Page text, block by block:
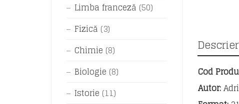
Cod
Autor:
Limba franceză (50)
Fizică (3)
Chimie (8)
Biologie (8)
Istorie (11)